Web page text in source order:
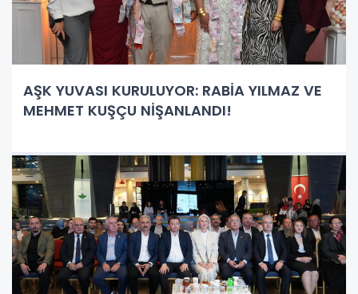
AŞK YUVASI KURULUYOR: RABİA YILMAZ VE
MEHMET KUŞÇU NİŞANLANDI!